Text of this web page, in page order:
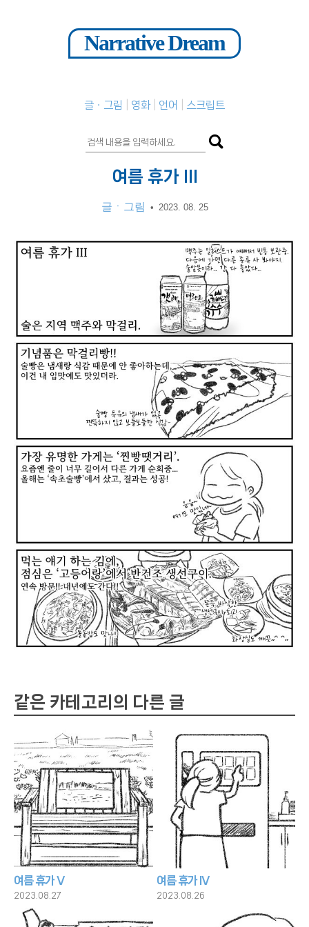
Narrative Dream
글ㆍ그림 영화 언어 스크립트
여름 휴가 III
글ㆍ그림 • 2023. 08. 25
같은 카테고리의 다른 글
여름 휴가 V
2023.08.27
여름 휴가 IV
2023.08.26